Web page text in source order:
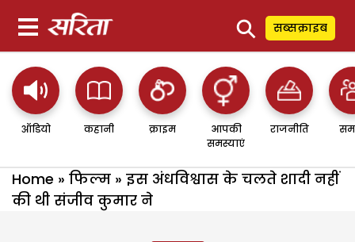
⚲ सब्सक्राइब
ऑडियो कहानी क्राइम
आपकी
समस्याएं
राजनीति
Home » फिल्म » इस अंधविश्वास के चलते शादी नहीं
की थी संजीव कुमार ने